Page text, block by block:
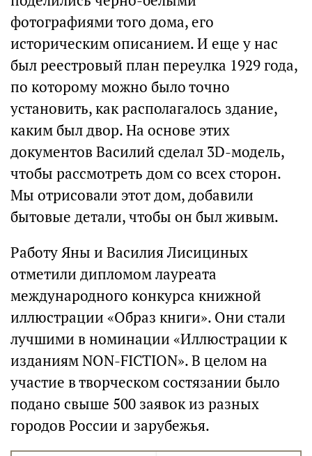
фотографиями того дома, его
историческим описанием. И еще у нас
был реестровый план переулка 1929 года,
по которому можно было точно
установить, как располагалось здание,
каким был двор. На основе этих
документов Василий сделал 3D-модель,
чтобы рассмотреть дом со всех сторон.
Мы отрисовали этот дом, добавили
бытовые детали, чтобы он был живым.
Работу Яны и Василия Лисициных
отметили дипломом лауреата
международного конкурса книжной
иллюстрации «Образ книги». Они стали
лучшими в номинации «Иллюстрации к
изданиям NON-FICTION». В целом на
участие в творческом состязании было
подано свыше 500 заявок из разных
городов России и зарубежья.